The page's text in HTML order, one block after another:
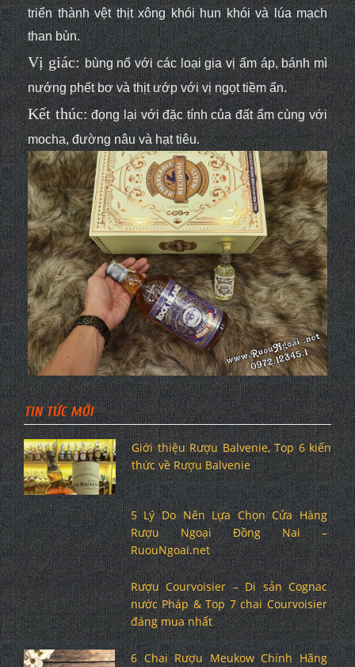
triển thành vệt thịt xông khói hun khói và lúa mạch
than bùn.
Vị giác:bùng nổ với các loại gia vị ấm áp, bánh mì
nướng phết bơ và thịt ướp với vị ngọt tiềm ẩn.
Kết thúc:đọng lại với đặc tính của đất ẩm cùng với
mocha, đường nâu và hạt tiêu.
TIN TỨC MỚI
Giới thiệu Rượu Balvenie, Top 6 kiến
thức về Rượu Balvenie
5 Lý Do Nên Lựa Chọn Cửa Hàng
Rượu Ngoại Đồng Nai –
RuouNgoai.net
Rượu Courvoisier – Di sản Cognac
nước Pháp & Top 7 chai Courvoisier
đáng mua nhất
6 Chai Rượu Meukow Chính Hãng